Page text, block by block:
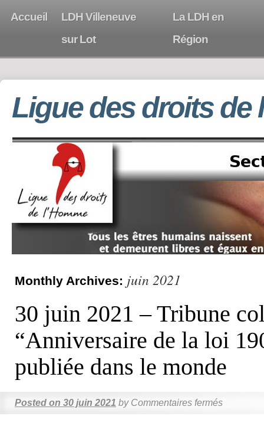
Accueil
LDH Villeneuve
sur Lot
La LDH en
Région
Ligue des droits de
Monthly Archives: juin 2021
30 juin 2021 – Tribune
“Anniversaire de la loi
publiée dans le monde
Posted on 30 juin 2021 by Commentaires fermés